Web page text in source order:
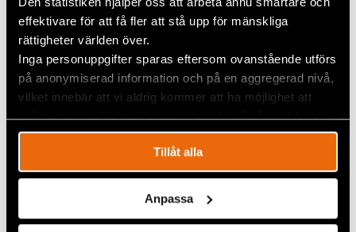
effektivare för att få fler att stå upp för mänskliga
rättigheter världen över.
Inga personuppgifter sparas eftersom ovanstående utförs
på anonymiserad information och på en aggregerad nivå,
vilket innebär att vi aldrig kommer att ha möjlighet att
spåra en specifik besökares beteende på vår webbplats.
Tillåt alla
Anpassa
Hello Hero bygger på berättelser om människor
som arbetar med att försvara grundläggande